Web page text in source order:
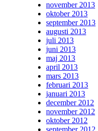
november 2013
oktober 2013
september 2013
augusti 2013
juli 2013
juni 2013
maj 2013
april 2013
mars 2013
februari 2013
januari 2013
december 2012
november 2012
oktober 2012
september 2012